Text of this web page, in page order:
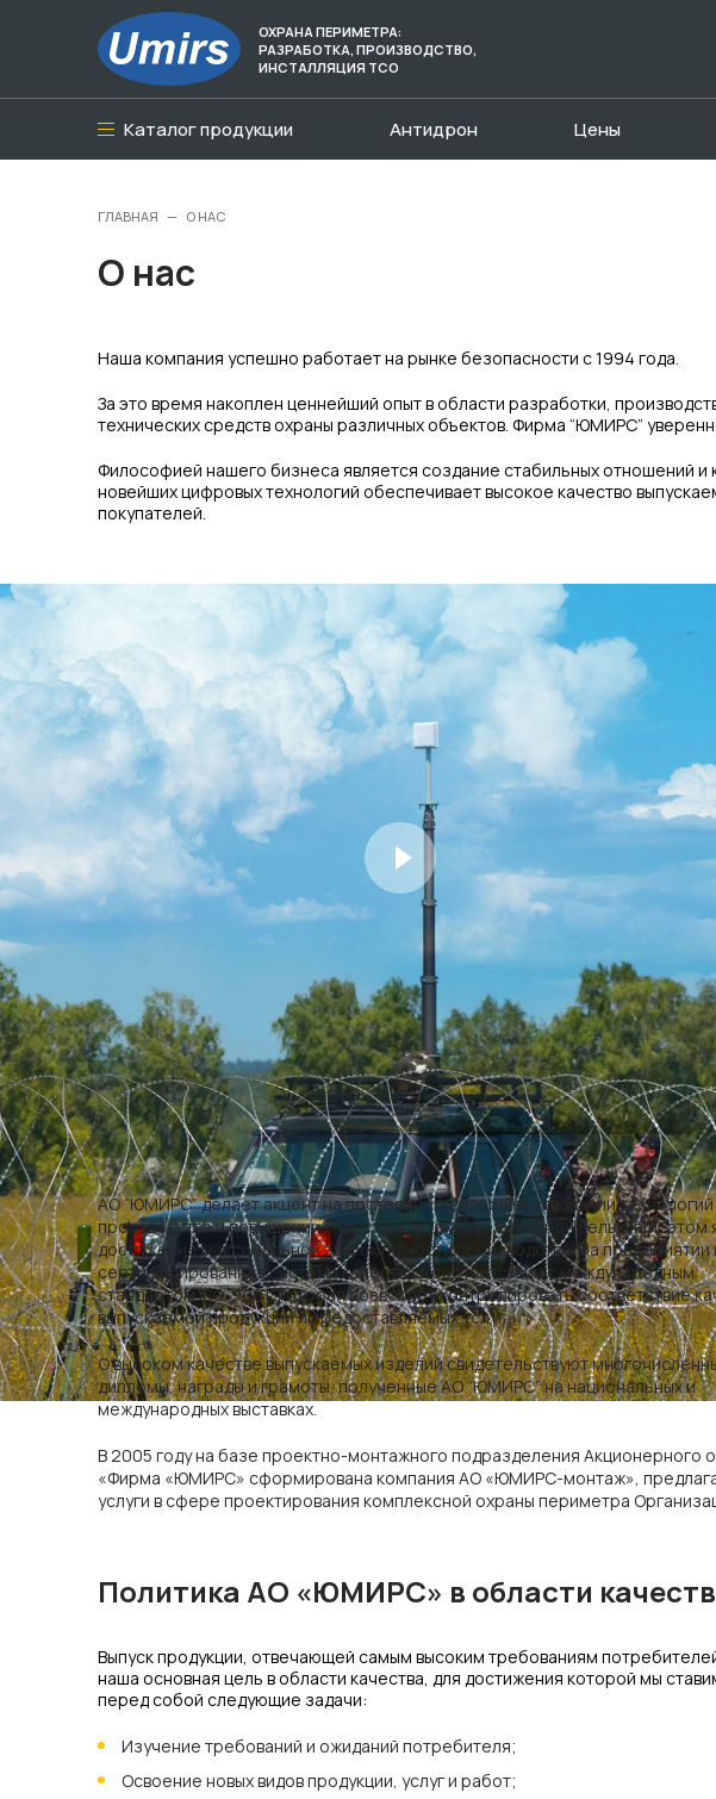
ОХРАНА ПЕРИМЕТРА:
РАЗРАБОТКА, ПРОИЗВОДСТВО,
ИНСТАЛЛЯЦИЯ ТСО
Каталог продукции Антидрон Цены
ГЛАВНАЯ — О НАС
О нас
Наша компания успешно работает на рынке безопасности с 1994 года.
За это время накоплен ценнейший опыт в области разработки,
технических средств охраны различных объектов. Фирма “ЮМИРС”
Философией нашего бизнеса является создание стабильных отношений
новейших цифровых технологий обеспечивает высокое качество
покупателей.
АО “ЮМИРС” делает акцент на постоянном совершенствовании технологий
производства и повышении качества продукции. Основной целью при этом
достижение максимальной эффективности производства. На предприятии
сертифицированная система качества в соответствии с международным
стандартом ISO-9001, которая позволяет контролировать соответствие
выпускаемой продукции и предоставляемых услуг.
О высоком качестве выпускаемых изделий свидетельствуют
дипломы, награды и грамоты, полученные АО “ЮМИРС” на национальных и
международных выставках.
В 2005 году на базе проектно-монтажного подразделения Акционерного
«Фирма «ЮМИРС» сформирована компания АО «ЮМИРС-монтаж»,
услуги в сфере проектирования комплексной охраны периметра
Политика АО «ЮМИРС» в области
Выпуск продукции, отвечающей самым высоким требованиям
наша основная цель в области качества, для достижения которой мы
перед собой следующие задачи:
Изучение требований и ожиданий потребителя;
Освоение новых видов продукции, услуг и работ;